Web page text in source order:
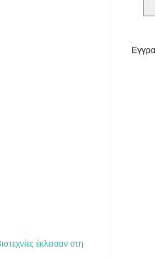
έκλεισαν στη